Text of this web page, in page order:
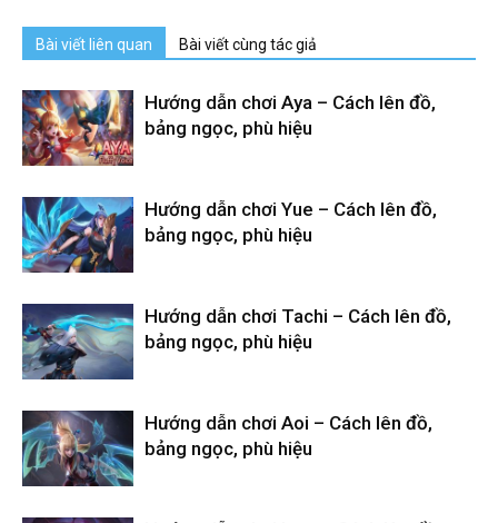
Bài viết liên quan Bài viết cùng tác giả
Hướng dẫn chơi Aya – Cách lên đồ,
bảng ngọc, phù hiệu
Hướng dẫn chơi Yue – Cách lên đồ,
bảng ngọc, phù hiệu
Hướng dẫn chơi Tachi – Cách lên đồ,
bảng ngọc, phù hiệu
Hướng dẫn chơi Aoi – Cách lên đồ,
bảng ngọc, phù hiệu